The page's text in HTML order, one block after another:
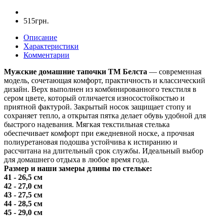
515грн.
Описание
Характеристики
Комментарии
Мужские домашние тапочки ТМ Белста — современная
модель, сочетающая комфорт, практичность и классический
дизайн. Верх выполнен из комбинированного текстиля в
сером цвете, который отличается износостойкостью и
приятной фактурой. Закрытый носок защищает стопу и
сохраняет тепло, а открытая пятка делает обувь удобной для
быстрого надевания. Мягкая текстильная стелька
обеспечивает комфорт при ежедневной носке, а прочная
полиуретановая подошва устойчива к истиранию и
рассчитана на длительный срок службы. Идеальный выбор
для домашнего отдыха в любое время года.
Размер и наши замеры длины по стельке:
41 - 26,5 см
42 - 27,0 см
43 - 27,5 см
44 - 28,5 см
45 - 29,0 см